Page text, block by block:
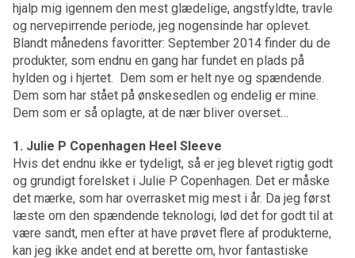
hjalp mig igennem den mest glædelige, angstfyldte, travle
og nervepirrende periode, jeg nogensinde har oplevet.
Blandt månedens favoritter: September 2014 finder du de
produkter, som endnu en gang har fundet en plads på
hylden og i hjertet. Dem som er helt nye og spændende.
Dem som har stået på ønskesedlen og endelig er mine.
Dem som er så oplagte, at de nær bliver overset…
1. Julie P Copenhagen Heel Sleeve
Hvis det endnu ikke er tydeligt, så er jeg blevet rigtig godt
og grundigt forelsket i Julie P Copenhagen. Det er måske
det mærke, som har overrasket mig mest i år. Da jeg først
læste om den spændende teknologi, lød det for godt til at
være sandt, men efter at have prøvet flere af produkterne,
kan jeg ikke andet end at berette om, hvor fantastiske